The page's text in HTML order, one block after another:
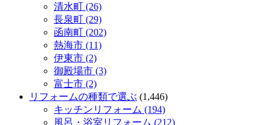
清水町 (26)
長泉町 (29)
函南町 (202)
熱海市 (11)
伊東市 (2)
御殿場市 (3)
富士市 (2)
リフォームの種類で選ぶ (1,446)
キッチンリフォーム (194)
風呂・浴室リフォーム (212)